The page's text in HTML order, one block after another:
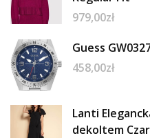
979,00zł
Guess
458,00zł
Lanti
dekoltem